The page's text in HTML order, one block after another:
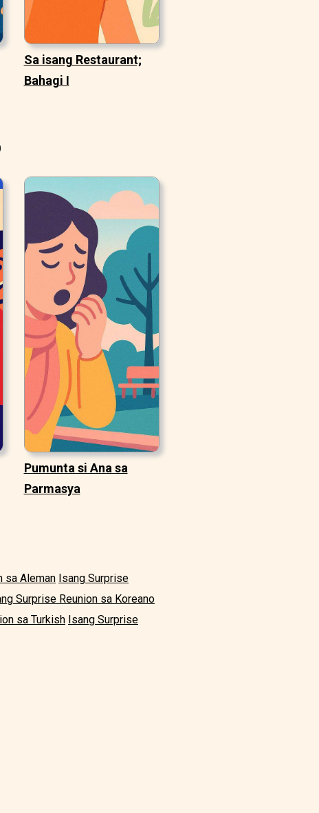
Sa isang Restaurant;
Bahagi I
Pumunta si Ana sa
Parmasya
sa Aleman Isang Surprise
Surprise Reunion sa Koreano
sa Turkish Isang Surprise